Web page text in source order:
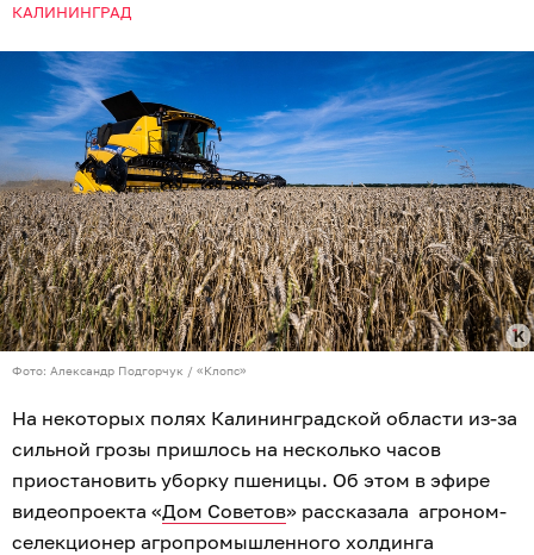
КАЛИНИНГРАД
Фото: Александр Подгорчук / «Клопс»
На некоторых полях Калининградской области из-за
сильной грозы пришлось на несколько часов
приостановить уборку пшеницы. Об этом в эфире
видеопроекта «Дом Советов» рассказала агроном-
селекционер агропромышленного холдинга